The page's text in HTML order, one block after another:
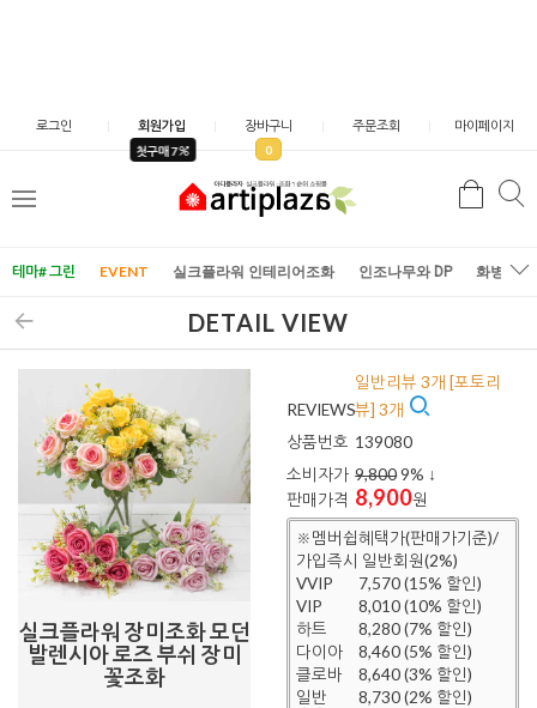
로그인 회원가입
첫구매 7
장바구니
0
주문조회 마이페이지
메
검
테마# 그린 EVENT 실크플라워 인테리어조화 인조나무와 DP 화병/화
DETAIL VIEW
실크플라워 장미조화 모던
발렌시아 로즈 부쉬 장미
꽃조화
REVIEWS
일반리뷰 3개 [포토리
뷰] 3개
상품번호 139080
소비자가 9,8009% ↓
판매가격 8,900원
※멤버쉽혜택가(판매가기준)/
가입즉시 일반회원(2%)
VVIP
7,570 (15% 할인)
VIP
8,010 (10% 할인)
하트
8,280 (7% 할인)
다이아
8,460 (5% 할인)
클로바
8,640 (3% 할인)
일반
8,730 (2% 할인)